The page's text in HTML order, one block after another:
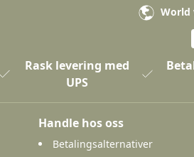
World
Rask levering med
UPS
Handle hos oss
Betalingsalternativer